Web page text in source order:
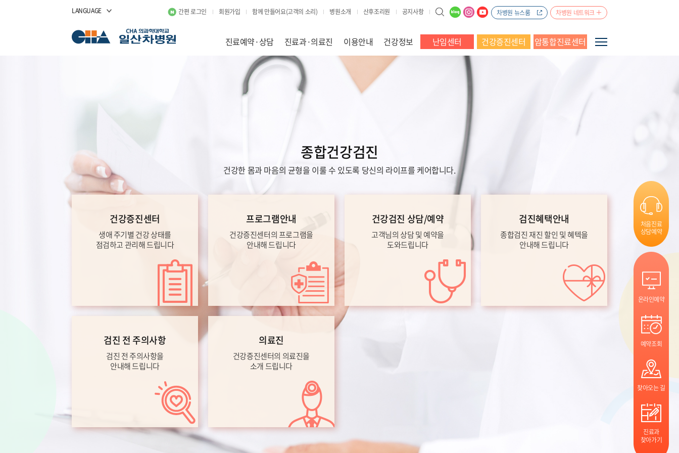
LANGUAGE 간편 로그인 회원가입 함께 만들어요(고객의 소리) 병원소개 산후조리원 공지사항 차병원 뉴스룸 차병원 네트워크
진료예약·상담 진료과·의료진 이용안내 건강정보 난임센터 건강증진센터 암통합진료센터
처음진료
상담예약
온라인예약
예약조회
찾아오는 길
진료과
찾아가기
종합건강검진
건강한 몸과 마음의 균형을 이룰 수 있도록 당신의 라이프를 케어합니다.
건강증진센터
생애 주기별 건강 상태를
점검하고 관리해 드립니다
프로그램안내
건강증진센터의 프로그램을
안내해 드립니다
건강검진 상담/예약
고객님의 상담 및 예약을
도와드립니다
검진혜택안내
종합검진 재진 할인 및 혜텍을
안내해 드립니다
검진 전 주의사항
검진 전 주의사항을
안내해 드립니다
의료진
건강증진센터의 의료진을
소개 드립니다